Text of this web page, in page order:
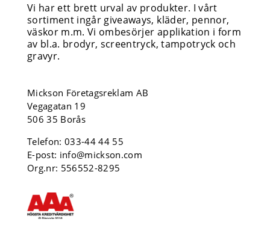
Vi har ett brett urval av produkter. I vårt
sortiment ingår giveaways, kläder, pennor,
väskor m.m. Vi ombesörjer applikation i form
av bl.a. brodyr, screentryck, tampotryck och
gravyr.
Mickson Företagsreklam AB
Vegagatan 19
506 35 Borås
Telefon:033-44 44 55
E-post: info@mickson.com
Org.nr: 556552-8295